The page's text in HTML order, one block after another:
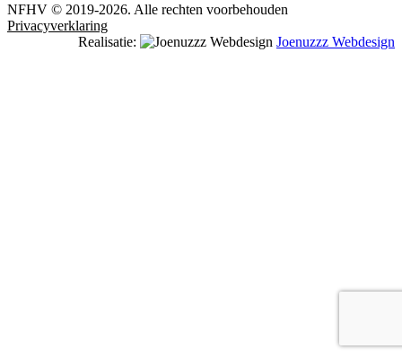
NFHV © 2019-2026. Alle rechten voorbehouden
Privacyverklaring
Realisatie:
Joenuzzz Webdesign